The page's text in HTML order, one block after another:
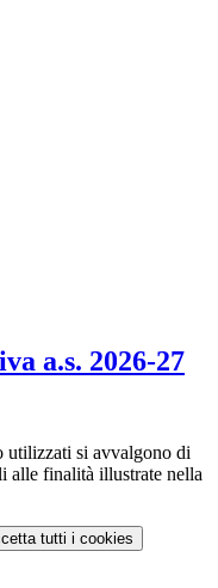
a.s. 2026-27
utilizzati si avvalgono di
alle finalità illustrate nella
tutti i cookies